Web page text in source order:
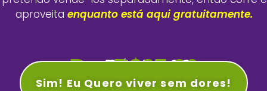
aproveita enquanto está aqui gratuitamente.
DeR$159,90
Por R$37,90
Sim! Eu Quero viver sem dores!